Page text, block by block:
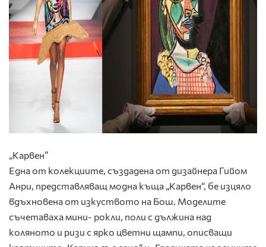
„Карвен”
Една от колекциите, създадена от дизайнера Гийом
Анри, представляващ модна къща „Карвен“, бе изцяло
вдъхновена от изкуството на Бош. Моделите
съчетаваха мини- рокли, поли с дължина над
коляното и ризи с ярко цветни щампи, описващи